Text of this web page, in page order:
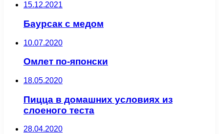
15.12.2021
Баурсак с медом
10.07.2020
Омлет по-японски
18.05.2020
Пицца в домашних условиях из
слоеного теста
28.04.2020